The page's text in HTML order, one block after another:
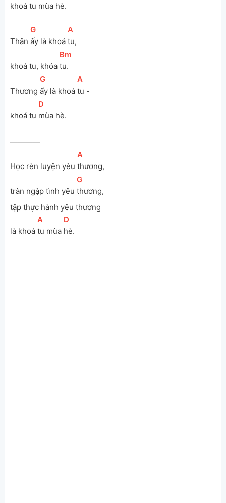
khoá tu mùa hè.
Thân
[
G
ấy là khoá
[
A
tu,
khoá tu, khóa
[Bm
tu.
Thương
[
G
ấy là khoá
[
A
tu -
khoá tu
[D
mùa hè.
————
Học rèn luyện yêu
[
A
thương,
tràn ngập tình yêu
[
G
thương,
tập thực hành yêu thương
là khoá
[
A
tu mùa
[D
hè.